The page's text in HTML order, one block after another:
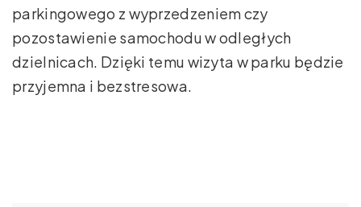
parkingowego z wyprzedzeniem czy
pozostawienie samochodu w odległych
dzielnicach. Dzięki temu wizyta w parku będzie
przyjemna i bezstresowa.